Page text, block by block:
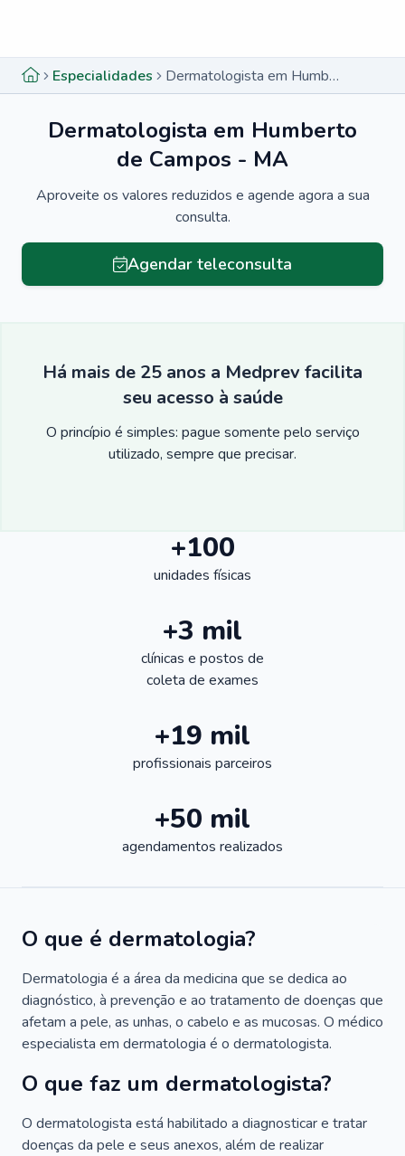
Especialidades Dermatologista em Humberto de Campos - MA
Dermatologista em Humberto
de Campos - MA
Aproveite os valores reduzidos e agende agora a sua
consulta.
Agendar teleconsulta
Há mais de 25 anos a Medprev facilita
seu acesso à saúde
O princípio é simples: pague somente pelo serviço
utilizado, sempre que precisar.
+100
unidades físicas
+3 mil
clínicas e postos de
coleta de exames
+19 mil
profissionais parceiros
+50 mil
agendamentos realizados
O que é dermatologia?
Dermatologia é a área da medicina que se dedica ao
diagnóstico, à prevenção e ao tratamento de doenças que
afetam a pele, as unhas, o cabelo e as mucosas. O médico
especialista em dermatologia é o dermatologista.
O que faz um dermatologista?
O dermatologista está habilitado a diagnosticar e tratar
doenças da pele e seus anexos, além de realizar